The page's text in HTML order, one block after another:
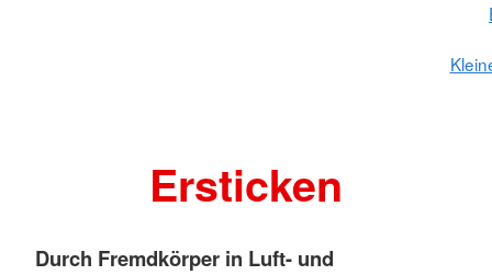
Ersticken
Durch Fremdkörper in Luft- und